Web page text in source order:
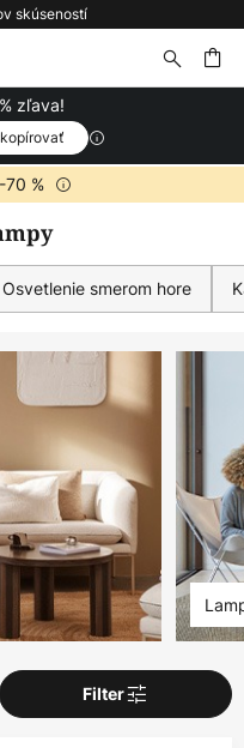
do 50 dní
zľava!
70 %
Osvetlenie smerom hore
Filter
109€
169€
skopírovať